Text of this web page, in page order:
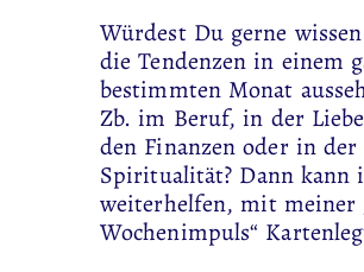
Würdest Du gerne
die Tendenzen in einem
bestimmten Monat
Zb. im Beruf, in der
den Finanzen oder in der
Spiritualität? Dann kann
weiterhelfen, mit meiner
Wochenimpuls“